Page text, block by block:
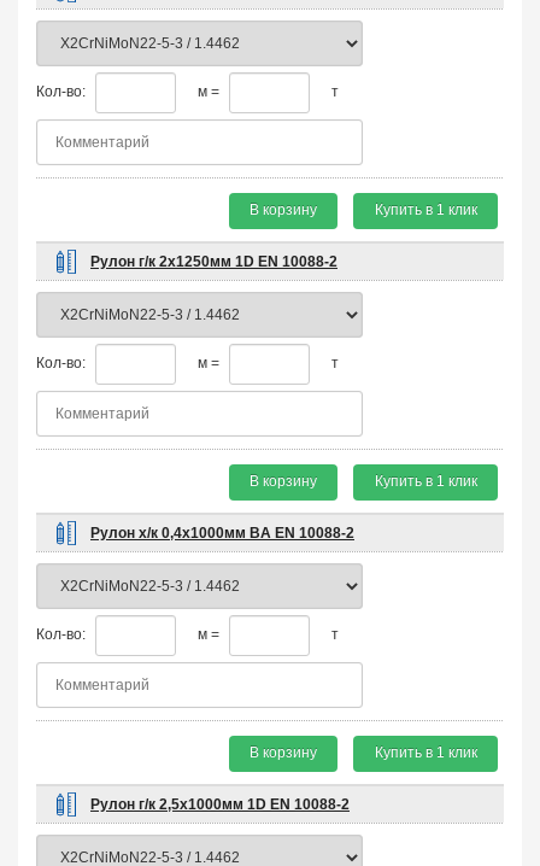
Кол-во: м = т
В корзину Купить в 1 клик
Рулон г/к 2х1250мм 1D EN 10088-2
Кол-во: м = т
В корзину Купить в 1 клик
Рулон х/к 0,4х1000мм BA EN 10088-2
Кол-во: м = т
В корзину Купить в 1 клик
Рулон г/к 2,5х1000мм 1D EN 10088-2